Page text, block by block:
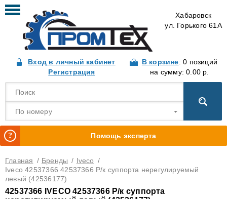
Хабаровск
ул. Горького 61А
Вход в личный кабинет
Регистрация
В корзине: 0 позиций
на сумму: 0.00 р.
По номеру
Помощь эксперта
Главная / Бренды / Iveco /
Iveco 42537366 42537366 Р/к суппорта нерегулируемый
левый (42536177)
42537366 IVECO 42537366 Р/к суппорта